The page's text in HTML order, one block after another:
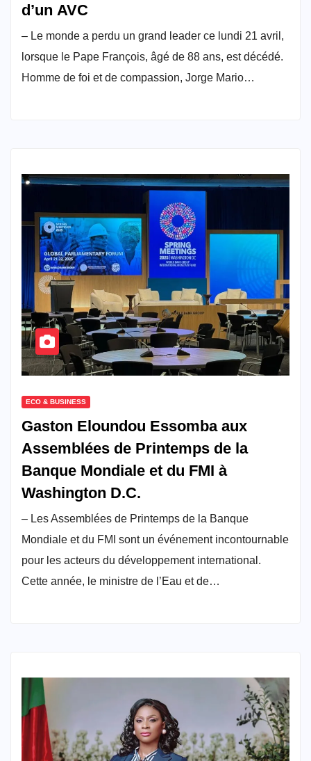
d’un AVC
– Le monde a perdu un grand leader ce lundi 21 avril,
lorsque le Pape François, âgé de 88 ans, est décédé.
Homme de foi et de compassion, Jorge Mario…
ECO & BUSINESS
Gaston Eloundou Essomba aux
Assemblées de Printemps de la
Banque Mondiale et du FMI à
Washington D.C.
– Les Assemblées de Printemps de la Banque
Mondiale et du FMI sont un événement incontournable
pour les acteurs du développement international.
Cette année, le ministre de l’Eau et de…